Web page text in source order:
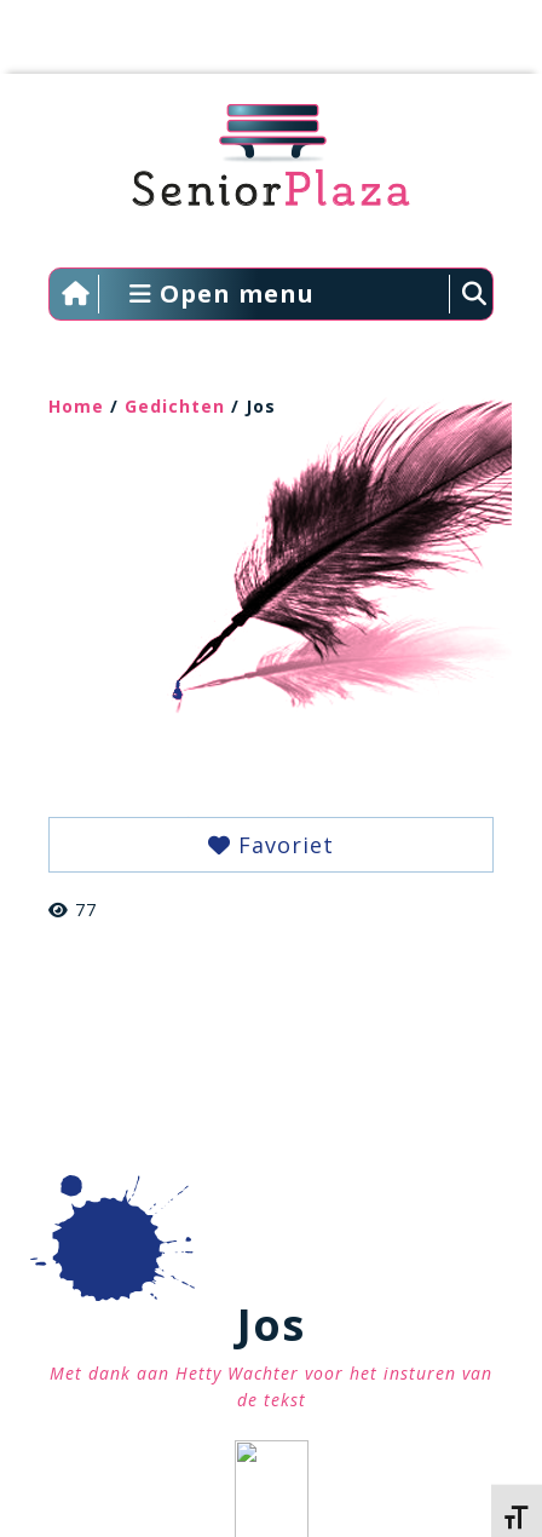
Open menu
Home / Gedichten / Jos
Favoriet
77
Jos
Met dank aan Hetty Wachter voor het insturen van
de tekst